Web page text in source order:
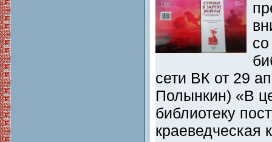
сети ВК от 29
Полынкин) «В
библиотеку
краеведческая